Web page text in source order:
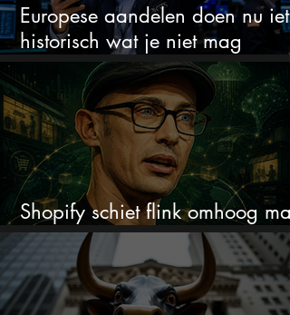
Europese aandelen doen nu iets
historisch wat je niet mag
negeren
Shopify schiet flink omhoog
dit is wat beleggers missen